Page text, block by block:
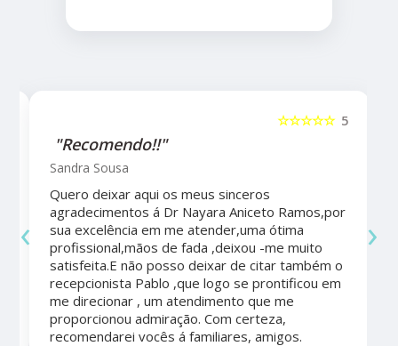
5
☆☆☆☆☆
"Recomendo!!"
Sandra Sousa
Quero deixar aqui os meus sinceros
agradecimentos á Dr Nayara Aniceto Ramos,por
sua excelência em me atender,uma ótima
profissional,mãos de fada ,deixou -me muito
satisfeita.E não posso deixar de citar também o
recepcionista Pablo ,que logo se prontificou em
me direcionar , um atendimento que me
proporcionou admiração. Com certeza,
recomendarei vocês á familiares, amigos.
‹ ›